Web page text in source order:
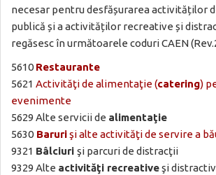
necesar pentru desfășurarea activităților
publică și a activităților recreative și
regăsesc în următoarele coduri CAEN
5610 Restaurante
5621 Activităţi de alimentaţie (catering)
evenimente
5629 Alte servicii de alimentaţie
5630 Barurişi alte activităţi de servire a
9321 Bâlciuri şi parcuri de distracţii
9329 Alte activităţi recreativeşi